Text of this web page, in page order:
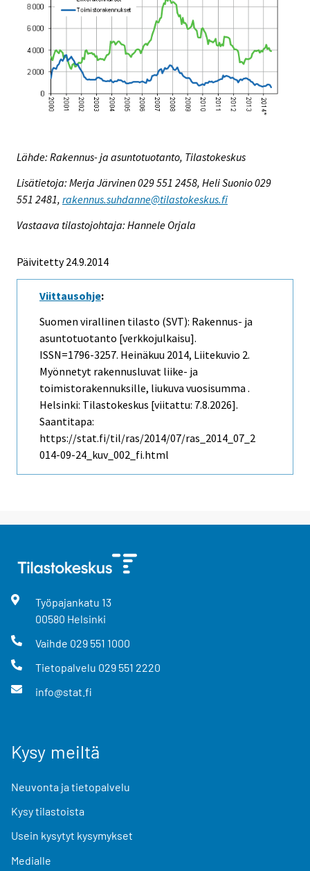
Lähde: Rakennus- ja asuntotuotanto, Tilastokeskus
Lisätietoja: Merja Järvinen 029 551 2458, Heli Suonio 029
551 2481, rakennus.suhdanne@tilastokeskus.fi
Vastaava tilastojohtaja: Hannele Orjala
Päivitetty 24.9.2014
Viittausohje:
Suomen virallinen tilasto (SVT): Rakennus- ja
asuntotuotanto [verkkojulkaisu].
ISSN=1796-3257. Heinäkuu 2014, Liitekuvio 2.
Myönnetyt rakennusluvat liike- ja
toimistorakennuksille, liukuva vuosisumma .
Helsinki: Tilastokeskus [viitattu: 7.8.2026].
Saantitapa:
https://stat.fi/til/ras/2014/07/ras_2014_07_2
014-09-24_kuv_002_fi.html
Työpajankatu 13
00580 Helsinki
Vaihde 029 551 1000
Tietopalvelu 029 551 2220
info@stat.fi
Kysy meiltä
Neuvonta ja tietopalvelu
Kysy tilastoista
Usein kysytyt kysymykset
Medialle